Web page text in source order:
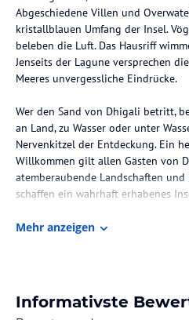
Abgeschiedene Villen und
kristallblauen Umfang der Insel.
beleben die Luft. Das Hausriff
Jenseits der Lagune versprechen
Meeres unvergessliche Eindrücke.
Wer den Sand von Dhigali betritt,
an Land, zu Wasser oder unter
Nervenkitzel der Entdeckung. Ein
Willkommen gilt allen Gästen von
atemberaubende Landschaften
schaffen ein wahrhaft erhabenes
Dhigali Maldives – A Premium All-
Das Resort ist in nur 45 Minuten mit
Mehr anzeigen
Informativste